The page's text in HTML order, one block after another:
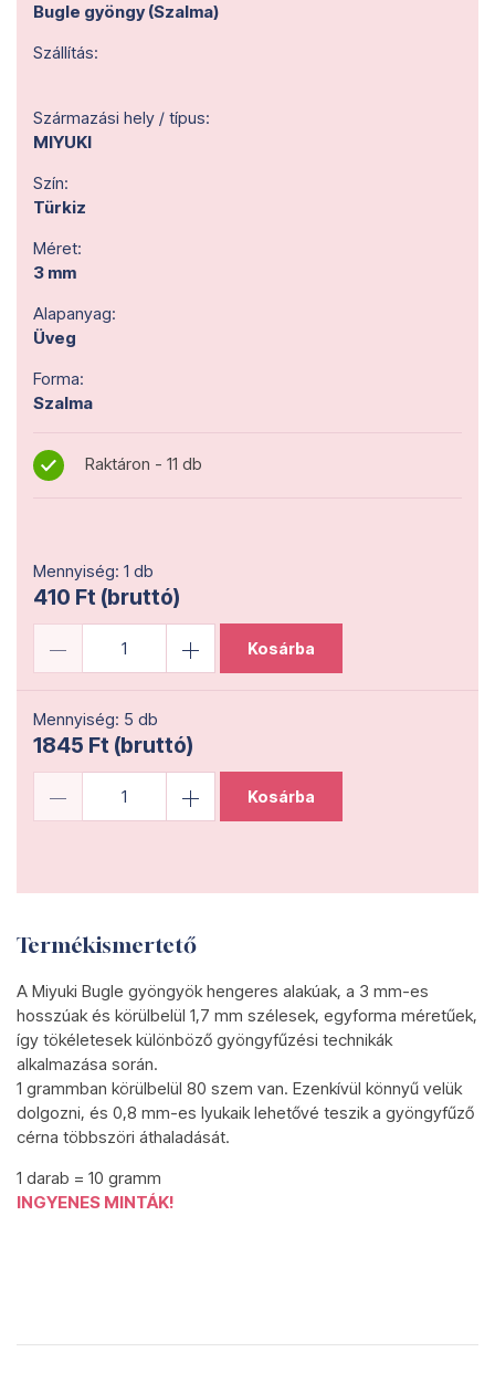
Bugle gyöngy (Szalma)
Szállítás:
Származási hely / típus:
MIYUKI
Szín:
Türkiz
Méret:
3 mm
Alapanyag:
Üveg
Forma:
Szalma
Raktáron - 11 db
Mennyiség: 1 db
410 Ft (bruttó)
Kosárba
Mennyiség: 5 db
1845 Ft (bruttó)
Kosárba
Termékismertető
A Miyuki Bugle gyöngyök hengeres alakúak, a 3 mm-es
hosszúak és körülbelül 1,7 mm szélesek, egyforma méretűek,
így tökéletesek különböző gyöngyfűzési technikák
alkalmazása során.
1 grammban körülbelül 80 szem van. Ezenkívül könnyű velük
dolgozni, és 0,8 mm-es lyukaik lehetővé teszik a gyöngyfűző
cérna többszöri áthaladását.
1 darab = 10 gramm
INGYENES MINTÁK!